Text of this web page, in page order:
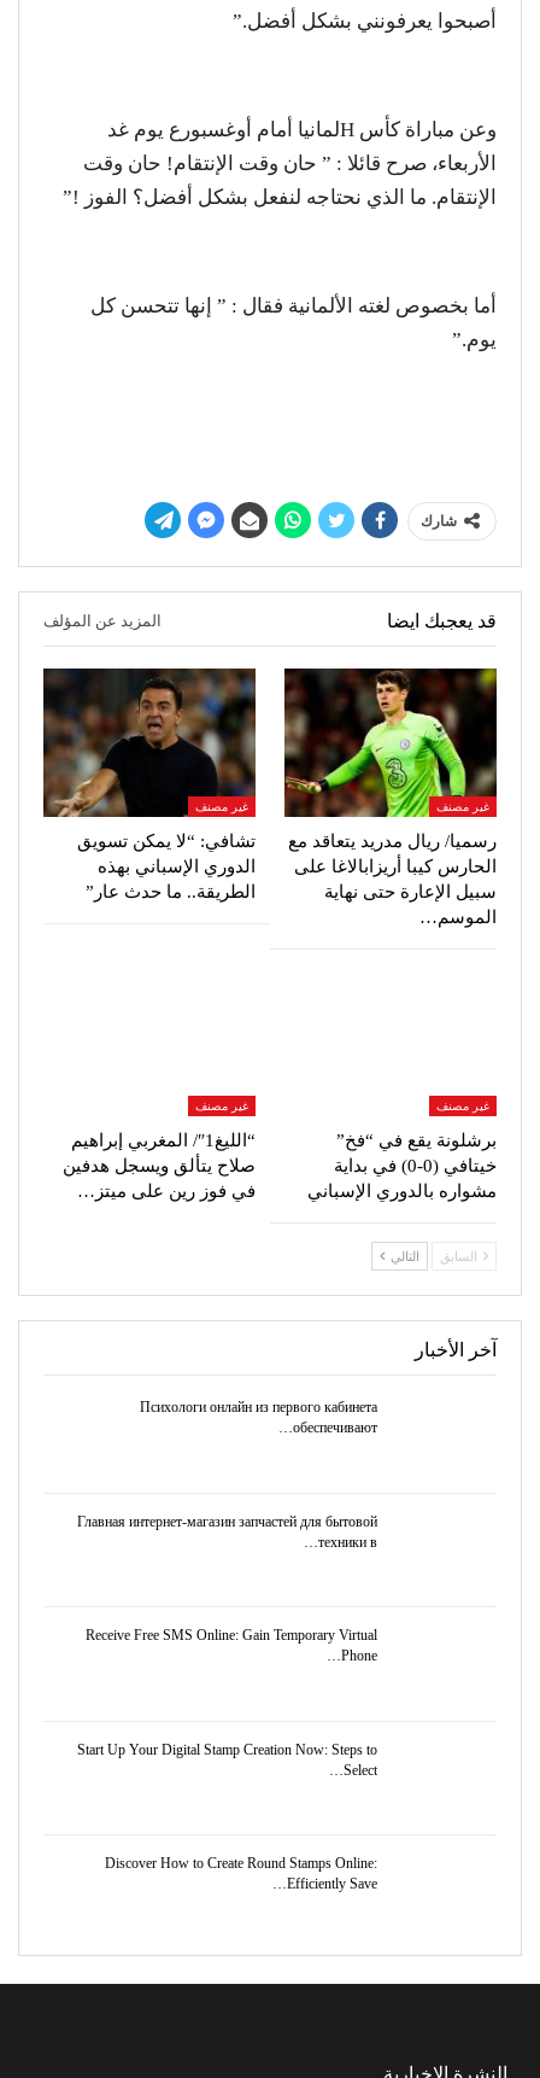
أصبحوا يعرفونني بشكل أفضل.”
وعن مباراة كأس Hلمانيا أمام أوغسبورع يوم غد
الأربعاء، صرح قائلا : ” حان وقت الإنتقام! حان وقت
الإنتقام. ما الذي نحتاجه لنفعل بشكل أفضل؟ الفوز !”
أما بخصوص لغته الألمانية فقال : ” إنها تتحسن كل
يوم.”
شارك
قد يعجبك ايضا المزيد عن المؤلف
غير مصنف
رسميا/ ريال مدريد يتعاقد مع
الحارس كيبا أريزابالاغا على
سبيل الإعارة حتى نهاية
الموسم…
غير مصنف
تشافي: “لا يمكن تسويق
الدوري الإسباني بهذه
الطريقة.. ما حدث عار”
غير مصنف
برشلونة يقع في “فخ”
خيتافي (0-0) في بداية
مشواره بالدوري الإسباني
غير مصنف
“الليغ1″/ المغربي إبراهيم
صلاح يتألق ويسجل هدفين
في فوز رين على ميتز…
السابق التالي
آخر الأخبار
Психологи онлайн из первого кабинета
обеспечивают…
Главная интернет-магазин запчастей для бытовой
техники в…
Receive Free SMS Online: Gain Temporary Virtual
Phone…
Start Up Your Digital Stamp Creation Now: Steps to
Select…
Discover How to Create Round Stamps Online:
Efficiently Save…
النشرة الإخبارية